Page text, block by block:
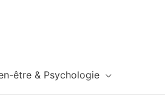
être & Psychologie